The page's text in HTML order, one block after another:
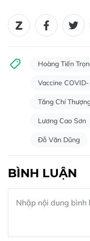
Hoàng Tiến
Vaccine
Tăng Chí
Lương Cao Sơn
Đỗ Văn Dũng
BÌNH LUẬN